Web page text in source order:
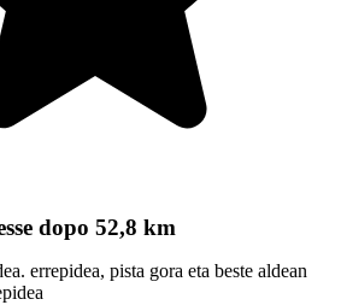
dopo 52,8 km
errepidea, pista gora eta beste aldean